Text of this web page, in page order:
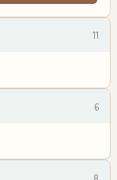
11
6
8